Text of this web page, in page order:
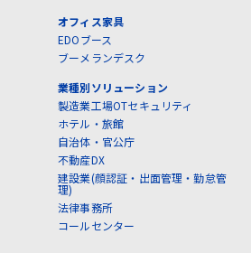
オフィス家具
EDOブース
ブーメランデスク
業種別ソリューション
製造業工場OTセキュリティ
ホテル・旅館
自治体・官公庁
不動産DX
建設業(顔認証・出面管理・勤怠管
理)
法律事務所
コールセンター